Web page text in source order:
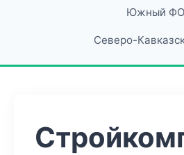
Южный ФО
Северо-